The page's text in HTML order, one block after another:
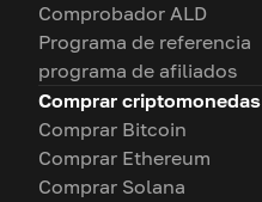
Comprobador ALD
Programa de referencia
programa de afiliados
Comprar criptomonedas
Comprar Bitcoin
Comprar Ethereum
Comprar Solana